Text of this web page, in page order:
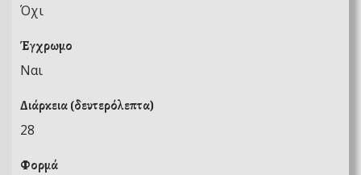
Όχι
Έγχρωμο
Ναι
Διάρκεια (δευτερόλεπτα)
28
Φορμά